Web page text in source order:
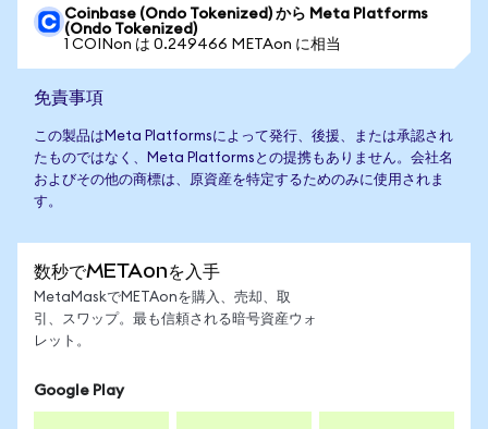
Coinbase (Ondo Tokenized) から Meta Platforms
(Ondo Tokenized)
1 COINon は 0.249466 METAon に相当
免責事項
この製品はMeta Platformsによって発行、後援、または承認され
たものではなく、Meta Platformsとの提携もありません。会社名
およびその他の商標は、原資産を特定するためのみに使用されま
す。
数秒でMETAonを入手
MetaMaskでMETAonを購入、売却、取
引、スワップ。最も信頼される暗号資産ウォ
レット。
Google Play